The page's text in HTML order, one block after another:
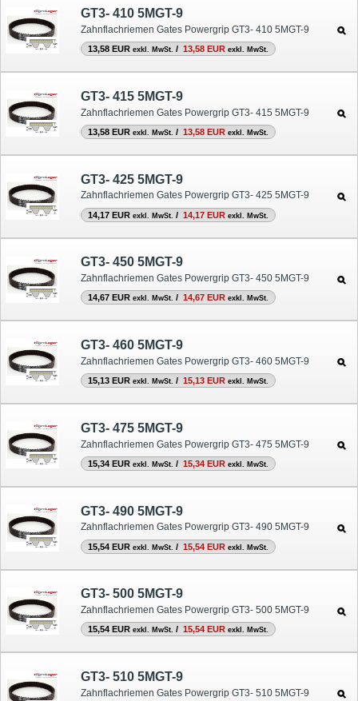
GT3- 410 5MGT-9
Zahnflachriemen Gates Powergrip GT3- 410 5MGT-9
13,58 EUR exkl. MwSt. / 13,58 EUR exkl. MwSt.
GT3- 415 5MGT-9
Zahnflachriemen Gates Powergrip GT3- 415 5MGT-9
13,58 EUR exkl. MwSt. / 13,58 EUR exkl. MwSt.
GT3- 425 5MGT-9
Zahnflachriemen Gates Powergrip GT3- 425 5MGT-9
14,17 EUR exkl. MwSt. / 14,17 EUR exkl. MwSt.
GT3- 450 5MGT-9
Zahnflachriemen Gates Powergrip GT3- 450 5MGT-9
14,67 EUR exkl. MwSt. / 14,67 EUR exkl. MwSt.
GT3- 460 5MGT-9
Zahnflachriemen Gates Powergrip GT3- 460 5MGT-9
15,13 EUR exkl. MwSt. / 15,13 EUR exkl. MwSt.
GT3- 475 5MGT-9
Zahnflachriemen Gates Powergrip GT3- 475 5MGT-9
15,34 EUR exkl. MwSt. / 15,34 EUR exkl. MwSt.
GT3- 490 5MGT-9
Zahnflachriemen Gates Powergrip GT3- 490 5MGT-9
15,54 EUR exkl. MwSt. / 15,54 EUR exkl. MwSt.
GT3- 500 5MGT-9
Zahnflachriemen Gates Powergrip GT3- 500 5MGT-9
15,54 EUR exkl. MwSt. / 15,54 EUR exkl. MwSt.
GT3- 510 5MGT-9
Zahnflachriemen Gates Powergrip GT3- 510 5MGT-9